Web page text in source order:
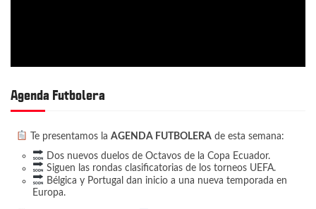
e
t
r
d
Agenda Futbolera
Te presentamos la AGENDA FUTBOLERAde esta semana:
Dos nuevos duelos de Octavos de la Copa Ecuador.
Siguen las rondas clasificatorias de los torneos UEFA.
Bélgica y Portugal dan inicio a una nueva temporada en
Europa.